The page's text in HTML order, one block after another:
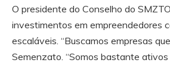
O presidente do Conselho do
investimentos em empreendedores
escaláveis. “Buscamos empresas
Semenzato. “Somos bastante